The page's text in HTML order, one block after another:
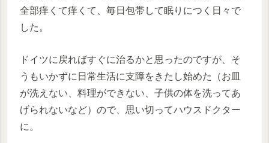
全部痒くて痒くて、毎日包帯して眠りにつく日々で
した。
ドイツに戻ればすぐに治るかと思ったのですが、そ
うもいかずに日常生活に支障をきたし始めた（お皿
が洗えない、料理ができない、子供の体を洗ってあ
げられないなど）ので、思い切ってハウスドクター
に。